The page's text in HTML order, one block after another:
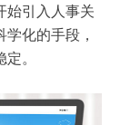
始引入人事关
化的手段，
定。